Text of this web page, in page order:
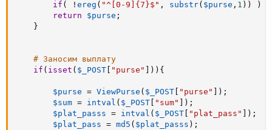
if ( ! ereg ( "^[0-9]{7}$" , substr( $purse , 1 ) ) )
return
$purse ;
}
# Заносим выплату
if ( isset ( $_POST "purse" ) ) {
$purse = ViewPurse ( $_POST "purse" ) ;
$sum = intval ( $_POST "sum" ) ;
$plat_passs = intval ( $_POST "plat_pass" ) ;
$plat_pass = md5 ( $plat_passs ) ;